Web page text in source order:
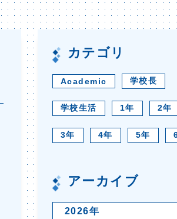
カテゴリ
Academic 学校長
学校生活 1年 2年
3年 4年 5年
アーカイブ
2026年